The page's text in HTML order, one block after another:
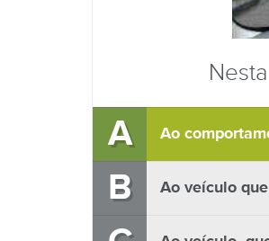
A Ao
B Ao veículo